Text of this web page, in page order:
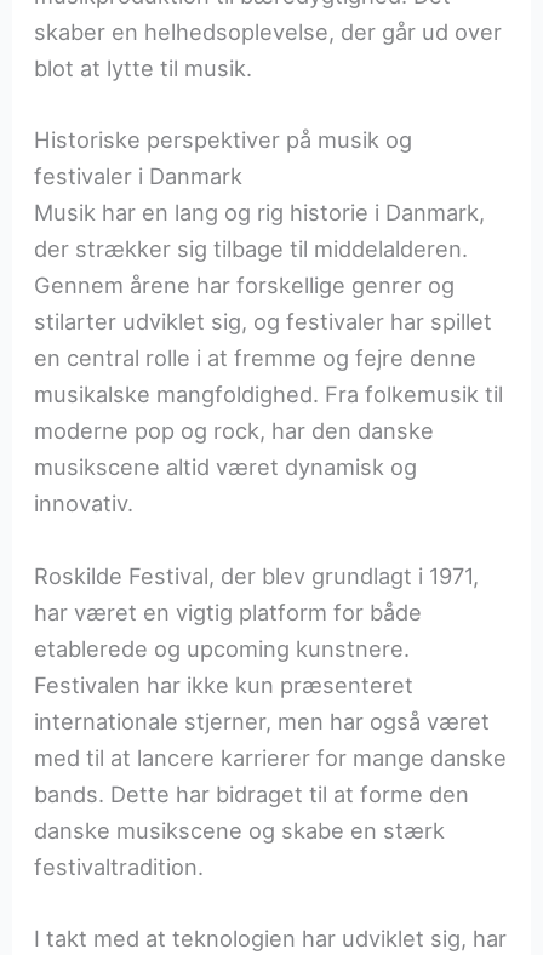
skaber en helhedsoplevelse, der går ud over
blot at lytte til musik.
Historiske perspektiver på musik og
festivaler i Danmark
Musik har en lang og rig historie i Danmark,
der strækker sig tilbage til middelalderen.
Gennem årene har forskellige genrer og
stilarter udviklet sig, og festivaler har spillet
en central rolle i at fremme og fejre denne
musikalske mangfoldighed. Fra folkemusik til
moderne pop og rock, har den danske
musikscene altid været dynamisk og
innovativ.
Roskilde Festival, der blev grundlagt i 1971,
har været en vigtig platform for både
etablerede og upcoming kunstnere.
Festivalen har ikke kun præsenteret
internationale stjerner, men har også været
med til at lancere karrierer for mange danske
bands. Dette har bidraget til at forme den
danske musikscene og skabe en stærk
festivaltradition.
I takt med at teknologien har udviklet sig, har